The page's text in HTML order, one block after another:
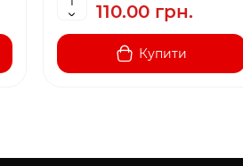
110.00 грн.
Купити